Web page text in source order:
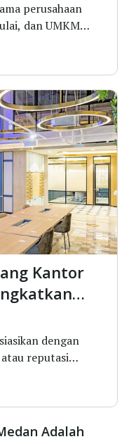
perusahaan
Kantor
reputasi
Adalah